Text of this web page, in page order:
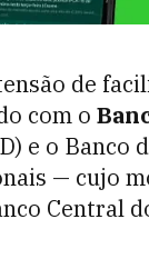
de
com o
e o Banco
— cujo
Central